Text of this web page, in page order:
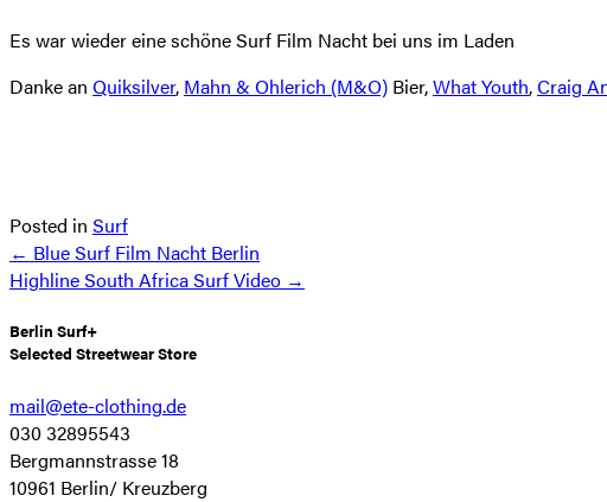
Es war wieder eine schöne Surf Film Nacht bei uns im Laden
Danke an Quiksilver, Mahn & Ohlerich (M&O) Bier,What Youth,Craig
Posted in Surf
Posts
navigation
← Blue Surf Film Nacht Berlin
Highline South Africa Surf Video →
Berlin Surf+
Selected Streetwear Store
mail@ete-clothing.de
030 32895543
Bergmannstrasse 18
10961 Berlin/ Kreuzberg